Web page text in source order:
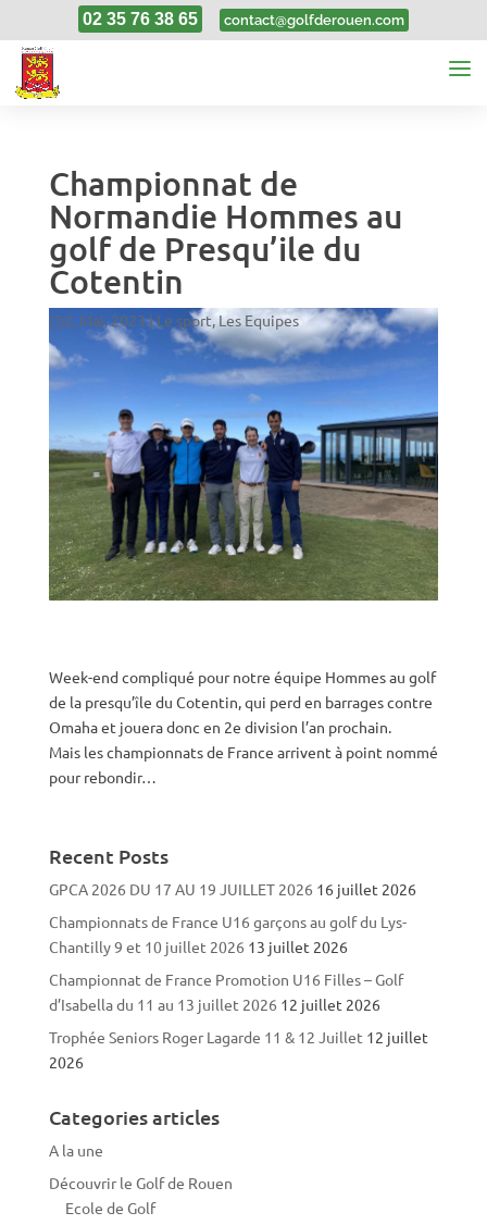
02 35 76 38 65 contact@golfderouen.com
Championnat de
Normandie Hommes au
golf de Presqu’ile du
Cotentin
2, Mai, 2023|Le sport,Les Equipes
Week-end compliqué pour notre équipe Hommes au golf
de la presqu’île du Cotentin, qui perd en barrages contre
Omaha et jouera donc en 2e division l’an prochain.
Mais les championnats de France arrivent à point nommé
pour rebondir…
Recent Posts
GPCA 2026 DU 17 AU 19 JUILLET 2026 16 juillet 2026
Championnats de France U16 garçons au golf du Lys-
Chantilly 9 et 10 juillet 2026 13 juillet 2026
Championnat de France Promotion U16 Filles – Golf
d’Isabella du 11 au 13 juillet 2026 12 juillet 2026
Trophée Seniors Roger Lagarde 11 & 12 Juillet 12 juillet
2026
Categories articles
A la une
Découvrir le Golf de Rouen
Ecole de Golf